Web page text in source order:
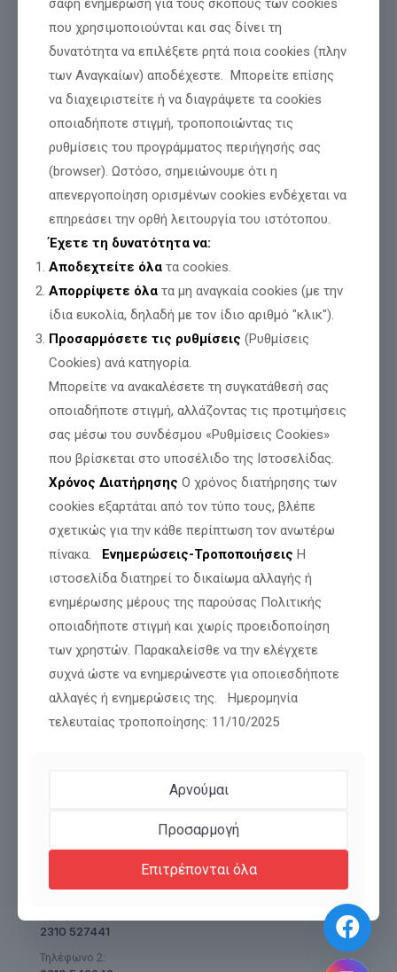
ΜΕΤΑΜΟΡΦΩΣΗ! ΑΠΟ ΛΥΚΟΙ ΝΑ ΓΙΝΟΥΜΕ
ΑΡΝΙΑ ΚΑΙ ΑΠΟ ΚΟΡΑΚΙΑ ΠΕΡΙΣΤΕΡΙΑ.
Διαβάστε περισσότερα
Πολυτεχνείου 45,
Θεσσαλονίκη
2310 527441
Τηλέφωνο 2:
σαφή ενημέρωση για τους σκοπούς των cookies
που χρησιμοποιούνται και σας δίνει τη
δυνατότητα να επιλέξετε ρητά ποια cookies (πλην
των Αναγκαίων) αποδέχεστε. Μπορείτε επίσης
να διαχειριστείτε ή να διαγράψετε τα cookies
οποιαδήποτε στιγμή, τροποποιώντας τις
ρυθμίσεις του προγράμματος περιήγησής σας
(browser). Ωστόσο, σημειώνουμε ότι η
απενεργοποίηση ορισμένων cookies ενδέχεται να
επηρεάσει την ορθή λειτουργία του ιστότοπου.
Έχετε τη δυνατότητα να:
Αποδεχτείτε όλα τα cookies.
Απορρίψετε όλα τα μη αναγκαία cookies (με την
ίδια ευκολία, δηλαδή με τον ίδιο αριθμό "κλικ").
Προσαρμόσετε τις ρυθμίσεις (Ρυθμίσεις
Cookies) ανά κατηγορία.
Μπορείτε να ανακαλέσετε τη συγκατάθεσή σας
οποιαδήποτε στιγμή, αλλάζοντας τις προτιμήσεις
σας μέσω του συνδέσμου «Ρυθμίσεις Cookies»
που βρίσκεται στο υποσέλιδο της Ιστοσελίδας.
Χρόνος Διατήρησης Ο χρόνος διατήρησης των
cookies εξαρτάται από τον τύπο τους, βλέπε
σχετικώς για την κάθε περίπτωση τον ανωτέρω
πίνακα. Ενημερώσεις-Τροποποιήσεις Η
ιστοσελίδα διατηρεί το δικαίωμα αλλαγής ή
ενημέρωσης μέρους της παρούσας Πολιτικής
οποιαδήποτε στιγμή και χωρίς προειδοποίηση
των χρηστών. Παρακαλείσθε να την ελέγχετε
συχνά ώστε να ενημερώνεστε για οποιεσδήποτε
αλλαγές ή ενημερώσεις της. Ημερομηνία
τελευταίας τροποποίησης: 11/10/2025
Αρνούμαι
Προσαρμογή
Επιτρέπονται όλα